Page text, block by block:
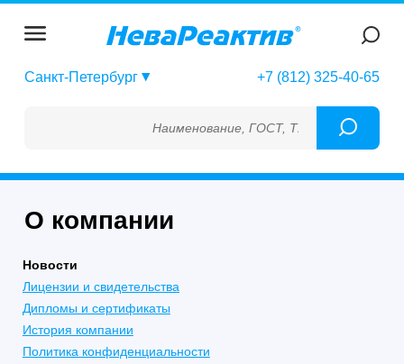
Санкт-Петербург +7 (812) 325-40-65
Наименование, ГОСТ, ТУ, ГСО, МСО, ОСО,
О компании
Новости
Лицензии и свидетельства
Дипломы и сертификаты
История компании
Политика конфиденциальности